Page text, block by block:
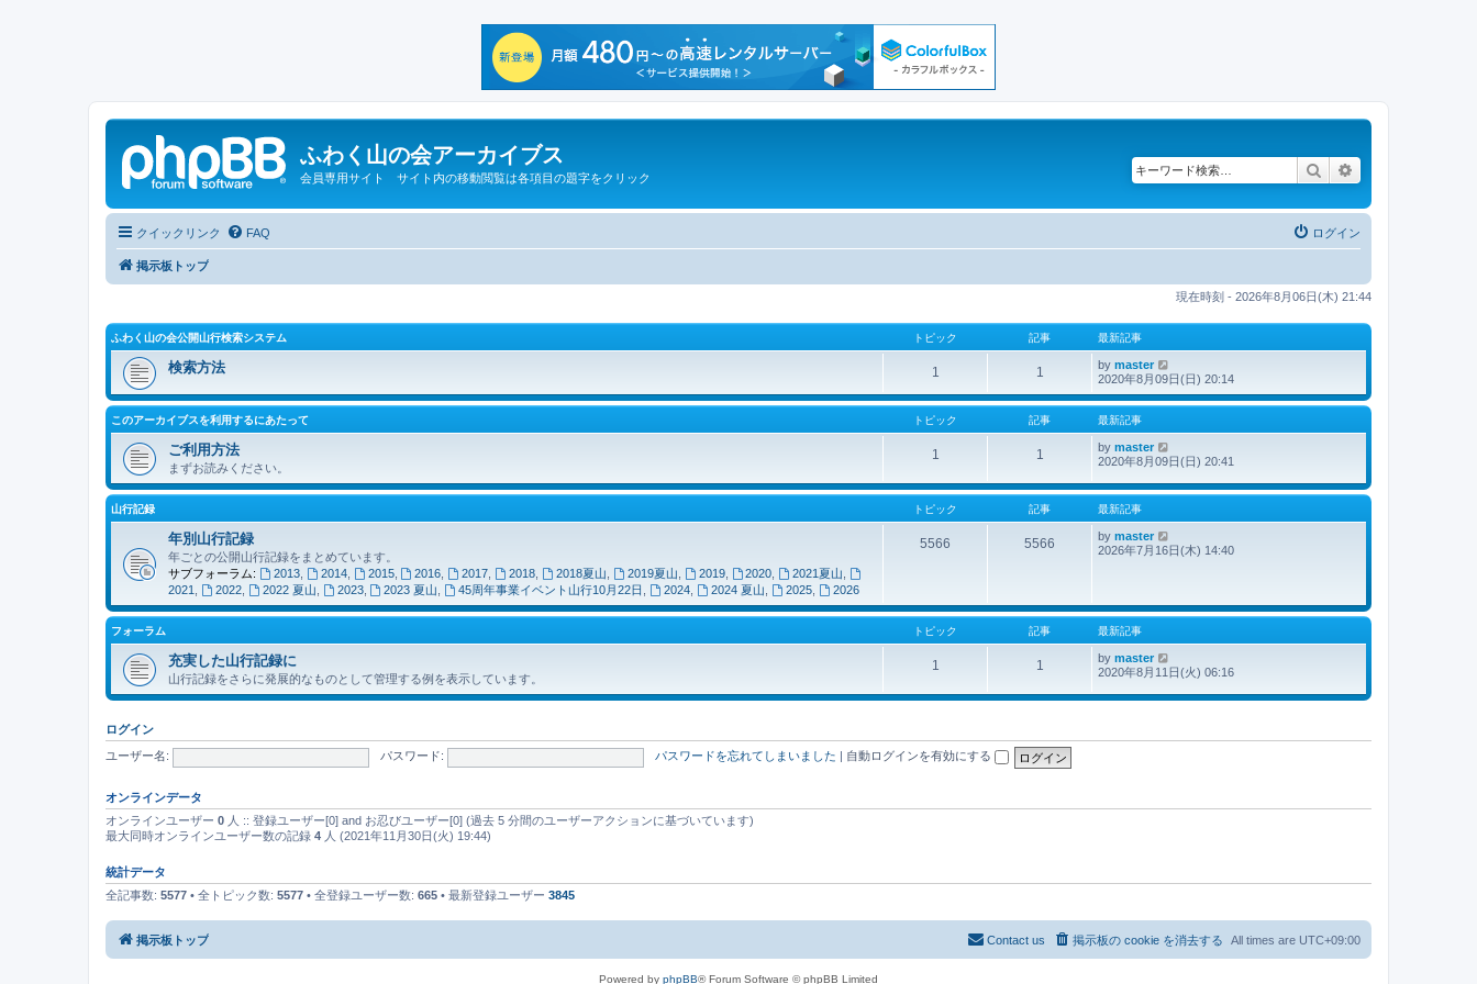
ふわく山の会アーカイブス
会員専用サイト サイト内の移動閲覧は各項目の題字をクリック 検索
クイックリンク FAQ ログイン
掲示板トップ
現在時刻 - 2026年8月06日(木) 21:44
ふわく山の会公開山行検索システム トピック 記事 最新記事
検索方法 1 1 by master
新
記
2020年8月09日(日) 20:14
このアーカイブスを利用するにあたって トピック 記事 最新記事
ご利用方法
まずお読みください。
1 1 by master
新
事
2020年8月09日(日) 20:41
山行記録 トピック 記事 最新記事
年別山行記録
年ごとの公開山行記録をまとめています。
サブフォーラム:
2013, 2014, 2015, 2016 2017 2018 2018夏山 2019夏山 2019, 2020 2021夏山
2021
2022, 2022 夏山 2023, 2023 夏山 45周年事業イベント山行10月22日 2024 2024 夏山 2025, 2026
5566 5566 by master
新
2026年7月16日(木) 14:40
フォーラム トピック 記事 最新記事
充実した山行記録に
山行記録をさらに発展的なものとして管理する例を表示しています。
1 1 by master
新
2020年8月11日(火) 06:16
ログイン
ユーザー名: パスワード: パスワードを忘れてしまいました 自動ログインを有効にする
オンラインデータ
オンラインユーザー 0 人 :: 登録ユーザー[0] and お忍びユーザー[0] (過去 5 分間のユーザーアクションに基づいています)
最大同時オンラインユーザー数の記録 4 人 (2021年11月30日(火) 19:44)
統計データ
全記事数: 5577 • 全トピック数: 5577 • 全登録ユーザー数: 665 • 最新登録ユーザー 3845
掲示板トップ All times are UTC+09:00
掲示板の cookie を消去する
Contact us
Powered by phpBB® Forum Software © phpBB Limited